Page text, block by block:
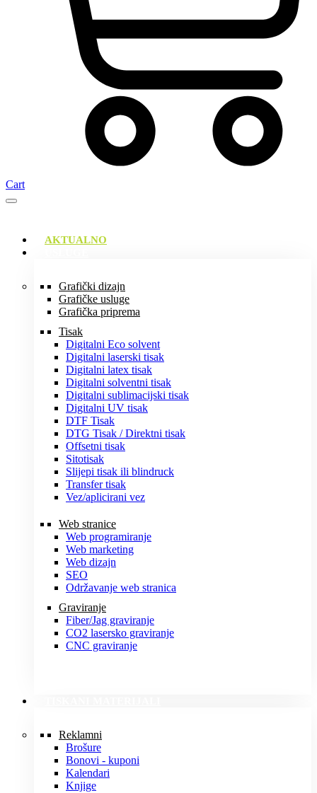
Cart
AKTUALNO
Grafički dizajn
Grafičke usluge
Grafička priprema
Tisak
Digitalni Eco solvent
Digitalni laserski tisak
Digitalni latex tisak
Digitalni solventni tisak
Digitalni sublimacijski tisak
Digitalni UV tisak
DTF Tisak
DTG Tisak / Direktni tisak
Offsetni tisak
Sitotisak
Slijepi tisak ili blindruck
Transfer tisak
Vez/aplicirani vez
Web stranice
Web programiranje
Web marketing
Web dizajn
SEO
Održavanje web stranica
Graviranje
Fiber/Jag graviranje
CO2 lasersko graviranje
CNC graviranje
Reklamni
Brošure
Bonovi - kuponi
Kalendari
Knjige